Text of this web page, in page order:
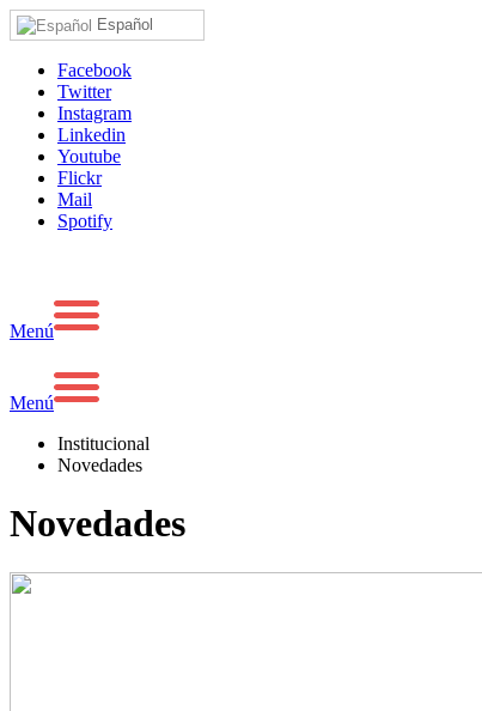
Español
Facebook
Twitter
Instagram
Linkedin
Youtube
Flickr
Mail
Spotify
Menú
Menú
Institucional
Novedades
Novedades